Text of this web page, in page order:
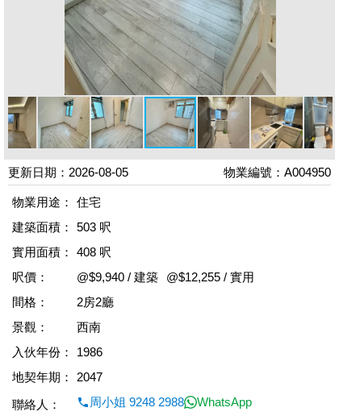
更新日期：2026-08-05 物業編號：A004950
物業用途：
住宅
建築面積：
503 呎
實用面積：
408 呎
呎價：
@$9,940 / 建築
@$12,255 / 實用
間格：
2房2廳
景觀：
西南
入伙年份：
1986
地契年期：
2047
聯絡人：
周小姐 9248 2988
WhatsApp